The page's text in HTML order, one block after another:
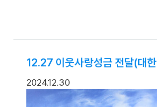
12.27 이웃사랑성금 전달(대
2024.12.30